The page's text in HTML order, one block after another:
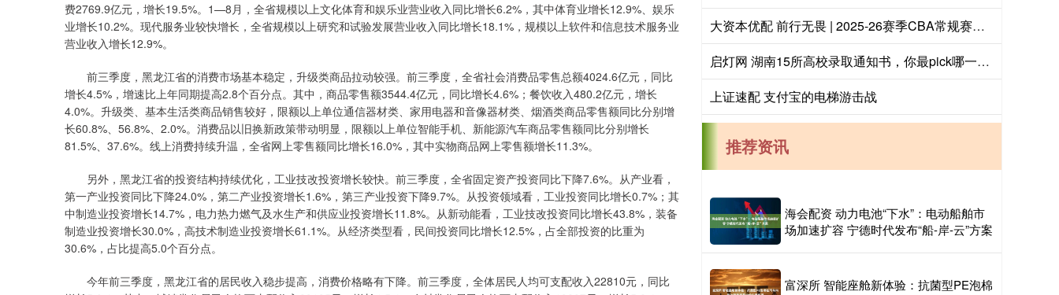
费2769.9亿元，增长19.5%。1—8月，全省规模以上文化体育和娱乐业营业收入同比增长6.2%，其中体育业增长12.9%、娱乐
业增长10.2%。现代服务业较快增长，全省规模以上研究和试验发展营业收入同比增长18.1%，规模以上软件和信息技术服务业
营业收入增长12.9%。
前三季度，黑龙江省的消费市场基本稳定，升级类商品拉动较强。前三季度，全省社会消费品零售总额4024.6亿元，同比
增长4.5%，增速比上年同期提高2.8个百分点。其中，商品零售额3544.4亿元，同比增长4.6%；餐饮收入480.2亿元，增长
4.0%。升级类、基本生活类商品销售较好，限额以上单位通信器材类、家用电器和音像器材类、烟酒类商品零售额同比分别增
长60.8%、56.8%、2.0%。消费品以旧换新政策带动明显，限额以上单位智能手机、新能源汽车商品零售额同比分别增长
81.5%、37.6%。线上消费持续升温，全省网上零售额同比增长16.0%，其中实物商品网上零售额增长11.3%。
另外，黑龙江省的投资结构持续优化，工业技改投资增长较快。前三季度，全省固定资产投资同比下降7.6%。从产业看，
第一产业投资同比下降24.0%，第二产业投资增长1.6%，第三产业投资下降9.7%。从投资领域看，工业投资同比增长0.7%；其
中制造业投资增长14.7%，电力热力燃气及水生产和供应业投资增长11.8%。从新动能看，工业技改投资同比增长43.8%，装备
制造业投资增长30.0%，高技术制造业投资增长61.1%。从经济类型看，民间投资同比增长12.5%，占全部投资的比重为
30.6%，占比提高5.0个百分点。
今年前三季度，黑龙江省的居民收入稳步提高，消费价格略有下降。前三季度，全体居民人均可支配收入22810元，同比
大资本优配 前行无畏 | 2025-26赛季CBA常规赛第四十一轮 - 顽强拼搏！主场战胜福建！
启灯网 湖南15所高校录取通知书，你最pick哪一款？_新生_封面_建筑
上证速配 支付宝的电梯游击战
推荐资讯
海会配资 动力电池“下水”：电动船舶市
场加速扩容 宁德时代发布“船-岸-云”方案
富深所 智能座舱新体验：抗菌型PE泡棉